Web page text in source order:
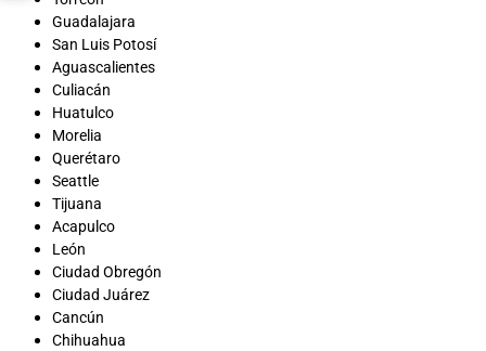
Guadalajara
San Luis Potosí
Aguascalientes
Culiacán
Huatulco
Morelia
Querétaro
Seattle
Tijuana
Acapulco
León
Ciudad Obregón
Ciudad Juárez
Cancún
Chihuahua